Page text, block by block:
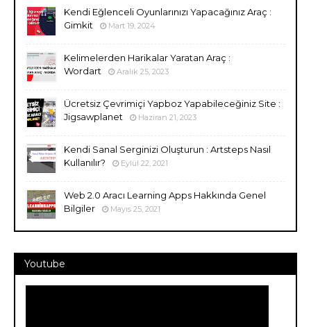
Kendi Eğlenceli Oyunlarınızı Yapacağınız Araç :
Gimkit
Mart 19, 2024
Kelimelerden Harikalar Yaratan Araç :
Wordart
Aralık 25, 2023
Ücretsiz Çevrimiçi Yapboz Yapabileceğiniz Site :
Jigsawplanet
Haziran 21, 2023
Kendi Sanal Serginizi Oluşturun : Artsteps Nasıl
Kullanılır?
Eylül 22, 2021
Web 2.0 Aracı Learning Apps Hakkında Genel
Bilgiler
Mayıs 25, 2021
Youtube